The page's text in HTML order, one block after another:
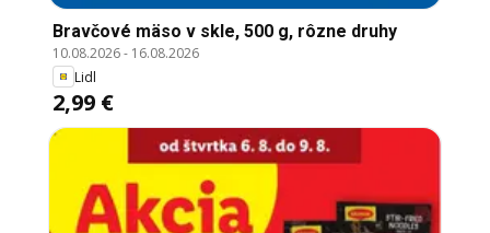
Bravčové mäso v skle, 500 g, rôzne druhy
10.08.2026- 16.08.2026
Lidl
2,99 €